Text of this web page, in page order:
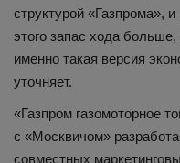
структурой «Газпрома»,
этого запас хода
именно такая версия
уточняет.
«Газпром газомоторное
с «Москвичом»
совместных